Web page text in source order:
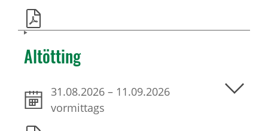
Altötting
31.08.2026 – 11.09.2026
vormittags